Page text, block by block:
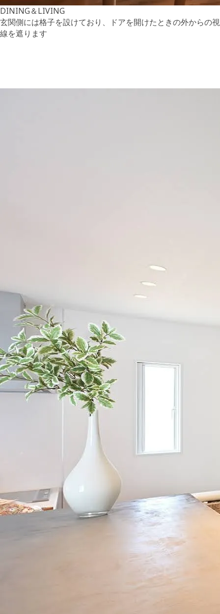
DINING＆LIVING
玄関側には格子を設けており、ドアを開けたときの外からの視
線を遮ります